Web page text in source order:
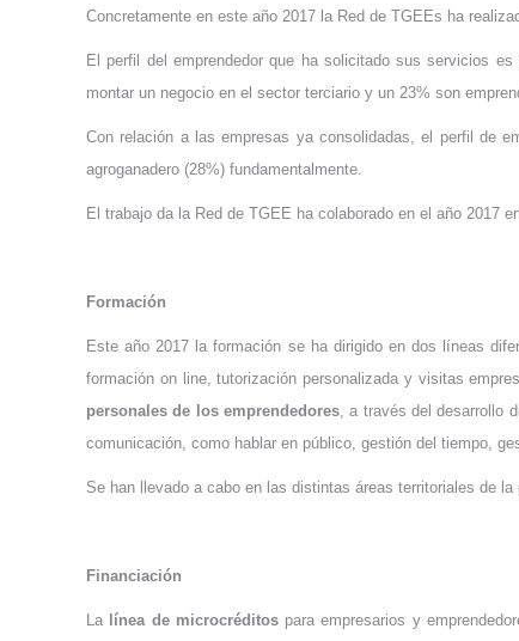
Concretamente en este año 2017 la Red de TGEEs ha
El perfil del emprendedor que ha solicitado sus servicios
montar un negocio en el sector terciario y un 23% son
Con relación a las empresas ya consolidadas, el perfil de
agroganadero (28%) fundamentalmente.
El trabajo da la Red de TGEE ha colaborado en el año 2017
Formación
Este año 2017 la formación se ha dirigido en dos líneas
formación on line, tutorización personalizada y visitas
personales de los emprendedores , a través del desarrollo
comunicación, como hablar en público, gestión del tiempo,
Se han llevado a cabo en las distintas áreas territoriales de
Financiación
La línea de microcréditospara empresarios y